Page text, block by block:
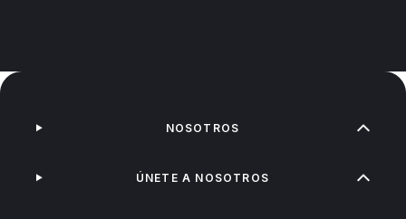
NOSOTROS
ÚNETE A NOSOTROS